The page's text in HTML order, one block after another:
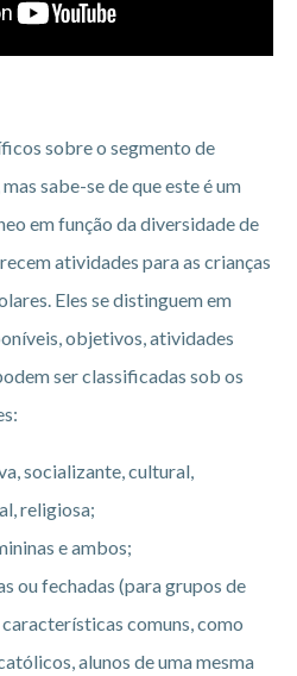
sobre o segmento de
sabe-se de que este é um
em função da diversidade de
atividades para as crianças
Eles se distinguem em
objetivos, atividades
ser classificadas sob os
socializante, cultural,
religiosa;
e ambos;
ou fechadas (para grupos de
comuns, como
alunos de uma mesma